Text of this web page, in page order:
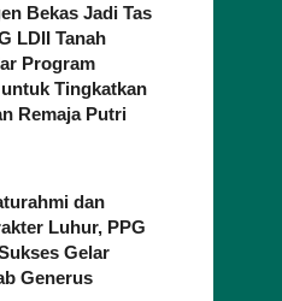
Bekas Jadi Tas
LDII Tanah
Program
Tingkatkan
Remaja Putri
dan
Luhur, PPG
Gelar
Generus